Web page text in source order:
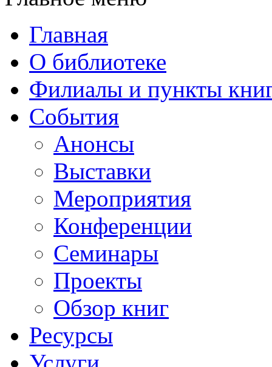
Главная
О библиотеке
Филиалы и пункты
События
Анонсы
Выставки
Мероприятия
Конференции
Семинары
Проекты
Обзор книг
Ресурсы